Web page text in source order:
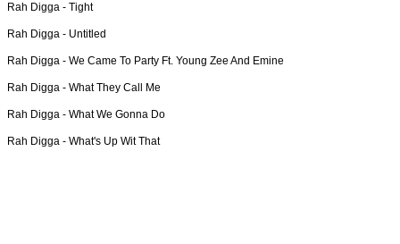
Rah Digga - Tight
Rah Digga - Untitled
Rah Digga - We Came To Party Ft. Young Zee And Emine
Rah Digga - What They Call Me
Rah Digga - What We Gonna Do
Rah Digga - What's Up Wit That